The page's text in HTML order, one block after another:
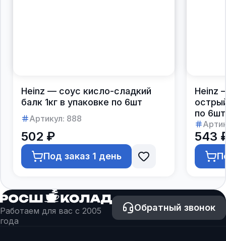
Heinz — соус кисло-сладкий
балк 1кг в упаковке по 6шт
Артикул: 888
502 ₽
Под заказ 1 день
Heinz
по 6шт
543
Работаем для вас с 2005
года
Обратный звонок